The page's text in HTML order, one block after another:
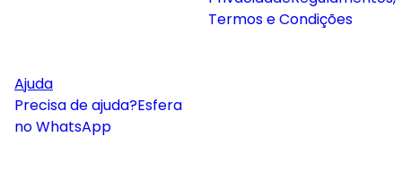
Termos e Condições
Ajuda
Precisa de ajuda?Esfera
no WhatsApp